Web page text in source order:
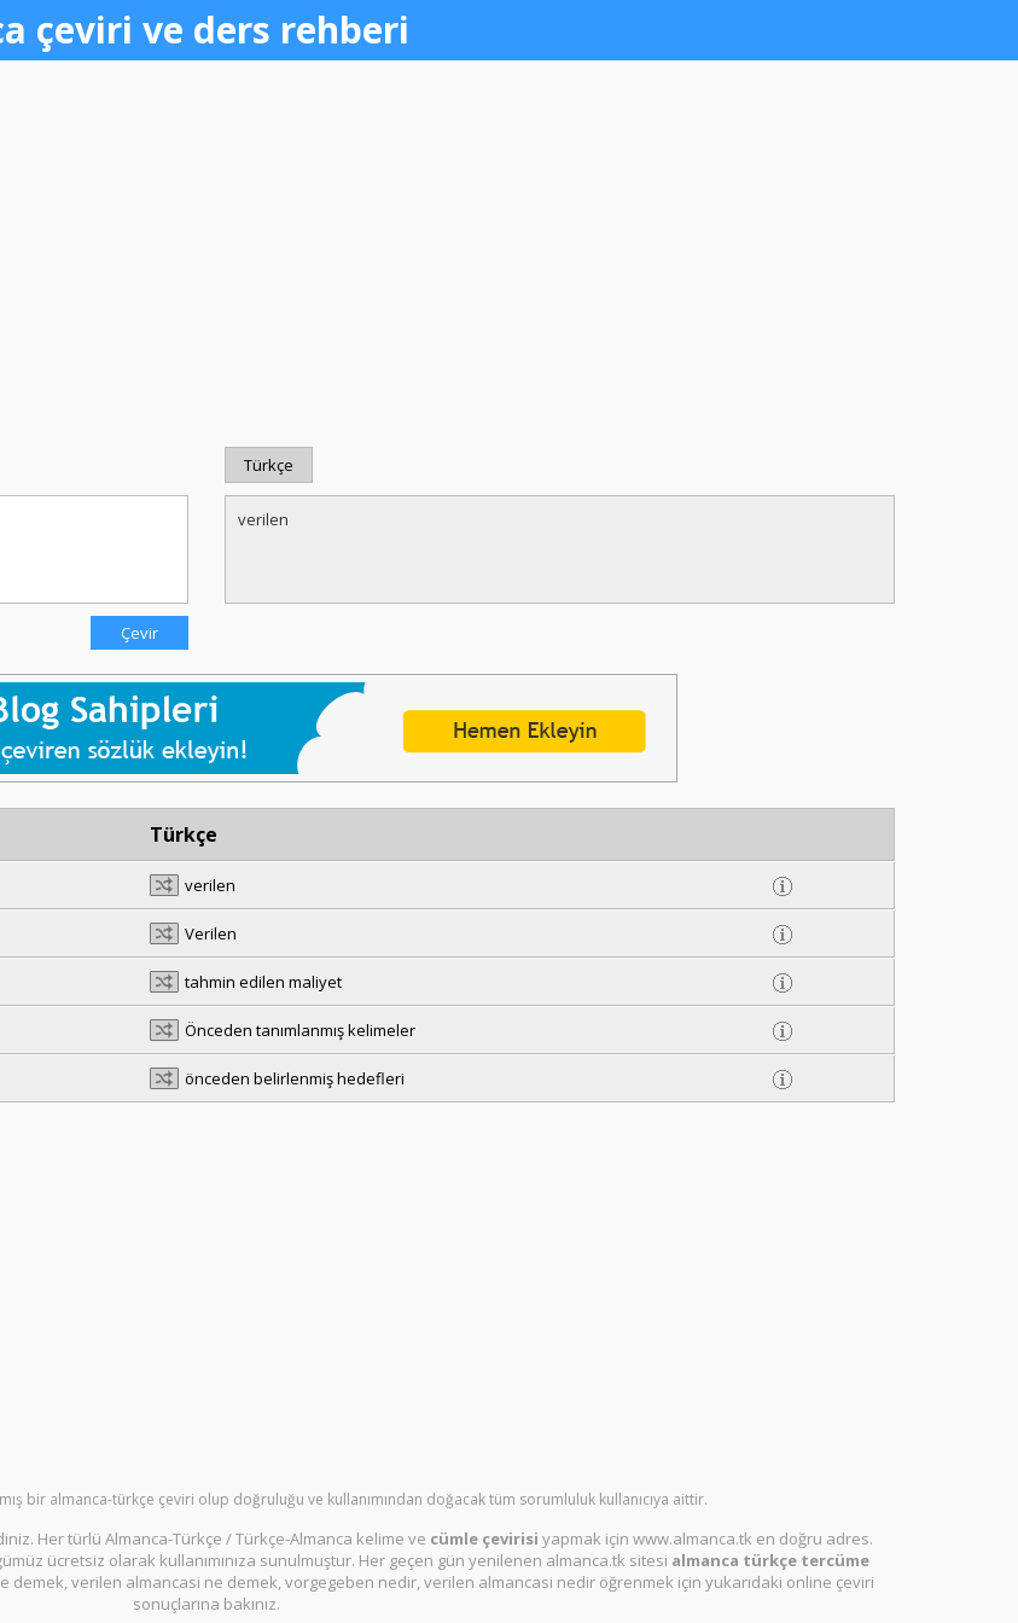
çeviri ve ders rehberi
Türkçe
Türkçe
verilen
Verilen
tahmin edilen maliyet
Önceden tanımlanmış kelimeler
önceden belirlenmiş hedefleri
bir almanca-türkçe çeviri olup doğruluğu ve kullanımından doğacak tüm sorumluluk kullanıcıya aittir.
Her türlü Almanca-Türkçe / Türkçe-Almanca kelime ve cümle çevirisi yapmak için www.almanca.tk en doğru adres.
ücretsiz olarak kullanımınıza sunulmuştur. Her geçen gün yenilenen almanca.tk sitesi almanca türkçe tercüme
verilen almancasi ne demek, vorgegeben nedir, verilen almancasi nedir öğrenmek için yukarıdaki online çeviri
sonuçlarına bakınız.